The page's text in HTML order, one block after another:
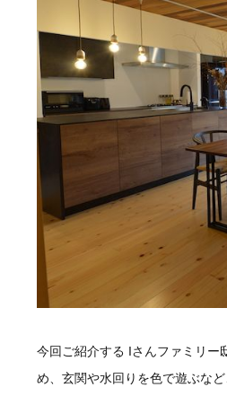
今回ご紹介する Iさんファミリー
め、玄関や水回りを色で遊ぶな